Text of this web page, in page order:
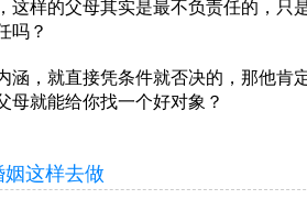
样的父母其实是最不负责任的，只
吗？
，就直接凭条件就否决的，那他肯
母就能给你找一个好对象？
这样去做